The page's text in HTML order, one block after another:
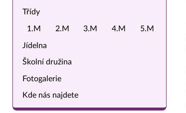
Třídy
1.M 2.M 3.M 4.M 5.M
Jídelna
Školní družina
Fotogalerie
Kde nás najdete